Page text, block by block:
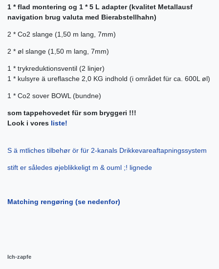
1 * flad montering og 1 * 5 L adapter (kvalitet Metallausf
navigation brug valuta med Bierabstellhahn)
2 * Co2 slange (1,50 m lang, 7mm)
2 * øl slange (1,50 m lang, 7mm)
1 * trykreduktionsventil (2 linjer)
1 * kulsyre ä ureflasche 2,0 KG indhold (i området für ca. 600L øl)
1 * Co2 sover BOWL (bundne)
som tappehovedet für som bryggeri !!!
Look i vores liste!
S ä mtliches tilbehør ör für 2-kanals Drikkevareaftapningssystem
stift er således øjeblikkeligt m & ouml ;! lignede
Matching rengøring (se nedenfor)
Ich-zapfe